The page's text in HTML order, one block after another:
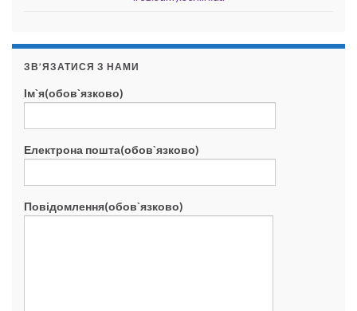
ЗВ’ЯЗАТИСЯ З НАМИ
Ім`я(обов`язково)
Електрона пошта(обов`язково)
Повідомлення(обов`язково)